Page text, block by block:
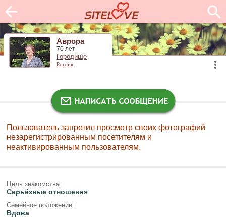
Аврора
70 лет
Городище
Россия
Пользователь запретил просмотр своих фотографий
незарегистрированным посетителям и
неактивированным пользователям.
Цель знакомства:
Серьёзные отношения
Семейное положение:
Вдова